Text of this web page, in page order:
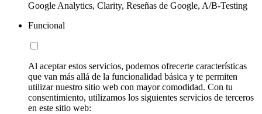
Google Analytics, Clarity, Reseñas de Google, A/B-Testing
Funcional
Al aceptar estos servicios, podemos ofrecerte características
que van más allá de la funcionalidad básica y te permiten
utilizar nuestro sitio web con mayor comodidad. Con tu
consentimiento, utilizamos los siguientes servicios de terceros
en este sitio web: